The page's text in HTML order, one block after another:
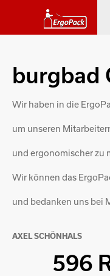
burgbad
Wir haben in die
um unseren
und ergonomischer zu
Wir können das
und bedanken uns bei
AXEL SCHÖNHALS
596